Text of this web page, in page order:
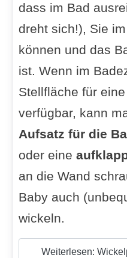
dass im Bad
dreht sich!), Sie
können und das
ist. Wenn im
Stellfläche für
verfügbar, kann
Aufsatz für die
oder eine
an die Wand
Baby auch
wickeln.
Weiterlesen: